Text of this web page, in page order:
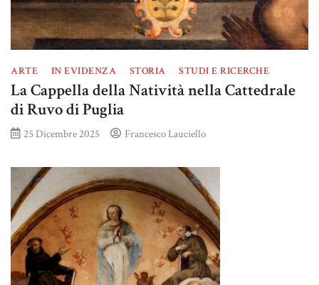
ARTE IN EVIDENZA STORIA STUDI E RICERCHE
La Cappella della Natività nella Cattedrale
di Ruvo di Puglia
25 Dicembre 2025 Francesco Lauciello